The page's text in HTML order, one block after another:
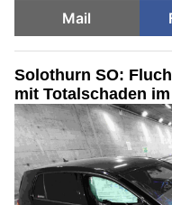
Mail
Solothurn SO:
mit Totalschaden